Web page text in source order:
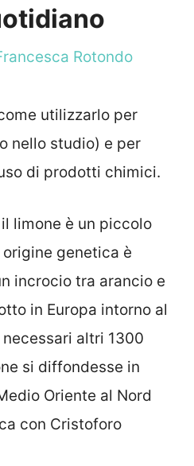
Rotondo
utilizzarlo per
nello studio) e per
di prodotti chimici.
il limone è un piccolo
genetica è
incrocio tra arancio e
in Europa intorno al
altri 1300
si diffondesse in
Oriente al Nord
con Cristoforo